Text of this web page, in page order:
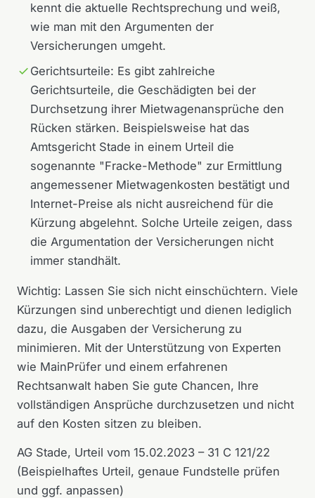
kennt die aktuelle Rechtsprechung und weiß,
wie man mit den Argumenten der
Versicherungen umgeht.
Gerichtsurteile: Es gibt zahlreiche
Gerichtsurteile, die Geschädigten bei der
Durchsetzung ihrer Mietwagenansprüche den
Rücken stärken. Beispielsweise hat das
Amtsgericht Stade in einem Urteil die
sogenannte "Fracke-Methode" zur Ermittlung
angemessener Mietwagenkosten bestätigt und
Internet-Preise als nicht ausreichend für die
Kürzung abgelehnt. Solche Urteile zeigen, dass
die Argumentation der Versicherungen nicht
immer standhält.
Wichtig: Lassen Sie sich nicht einschüchtern. Viele
Kürzungen sind unberechtigt und dienen lediglich
dazu, die Ausgaben der Versicherung zu
minimieren. Mit der Unterstützung von Experten
wie MainPrüfer und einem erfahrenen
Rechtsanwalt haben Sie gute Chancen, Ihre
vollständigen Ansprüche durchzusetzen und nicht
auf den Kosten sitzen zu bleiben.
AG Stade, Urteil vom 15.02.2023 – 31 C 121/22
(Beispielhaftes Urteil, genaue Fundstelle prüfen
und ggf. anpassen)